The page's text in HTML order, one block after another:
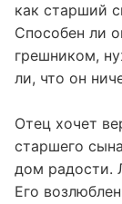
как старший
Способен ли
грешником,
ли, что он
Отец хочет
старшего
дом радости.
Его